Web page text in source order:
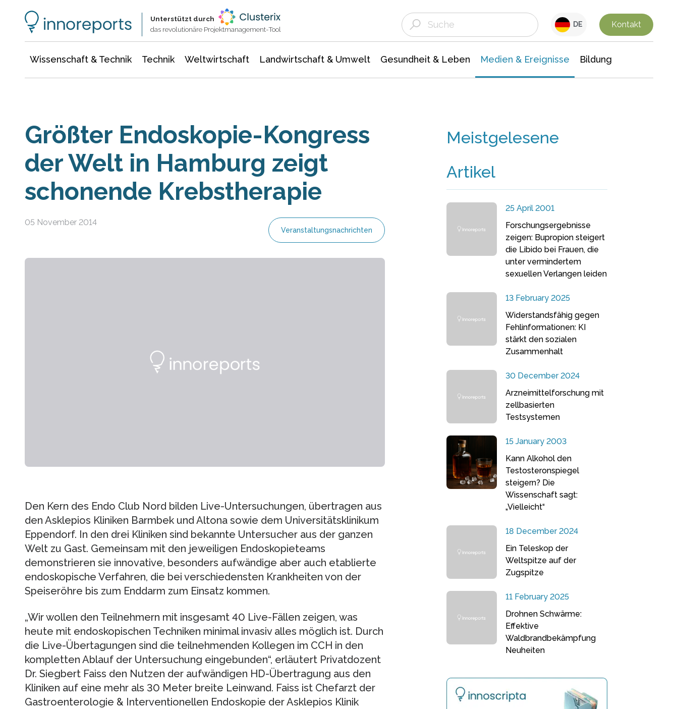
Unterstützt durch
das revolutionäre Projektmanagement-Tool
DE Kontakt
Wissenschaft & Technik Technik Weltwirtschaft Landwirtschaft & Umwelt Gesundheit & Leben Medien & Ereignisse Bildung
Größter Endoskopie-Kongress
der Welt in Hamburg zeigt
schonende Krebstherapie
05 November 2014
Veranstaltungsnachrichten
Den Kern des Endo Club Nord bilden Live-Untersuchungen, übertragen aus
den Asklepios Kliniken Barmbek und Altona sowie dem Universitätsklinikum
Eppendorf. In den drei Kliniken sind bekannte Untersucher aus der ganzen
Welt zu Gast. Gemeinsam mit den jeweiligen Endoskopieteams
demonstrieren sie innovative, besonders aufwändige aber auch etablierte
endoskopische Verfahren, die bei verschiedensten Krankheiten von der
Speiseröhre bis zum Enddarm zum Einsatz kommen.
„Wir wollen den Teilnehmern mit insgesamt 40 Live-Fällen zeigen, was
heute mit endoskopischen Techniken minimal invasiv alles möglich ist. Durch
die Live-Übertagungen sind die teilnehmenden Kollegen im CCH in den
kompletten Ablauf der Untersuchung eingebunden“, erläutert Privatdozent
Dr. Siegbert Faiss den Nutzen der aufwändigen HD-Übertragung aus den
Kliniken auf eine mehr als 30 Meter breite Leinwand. Faiss ist Chefarzt der
Gastroenterologie & Interventionellen Endoskopie der Asklepios Klinik
Meistgelesene
Artikel
25 April 2001
Forschungsergebnisse
zeigen: Bupropion steigert
die Libido bei Frauen, die
unter vermindertem
sexuellen Verlangen leiden
13 February 2025
Widerstandsfähig gegen
Fehlinformationen: KI
stärkt den sozialen
Zusammenhalt
30 December 2024
Arzneimittelforschung mit
zellbasierten
Testsystemen
15 January 2003
Kann Alkohol den
Testosteronspiegel
steigern? Die
Wissenschaft sagt:
„Vielleicht“
18 December 2024
Ein Teleskop der
Weltspitze auf der
Zugspitze
11 February 2025
Drohnen Schwärme:
Effektive
Waldbrandbekämpfung
Neuheiten